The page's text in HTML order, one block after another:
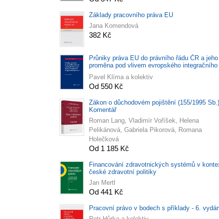
Základy pracovního práva EU
Jana Komendová
382 Kč
Průniky práva EU do právního řádu ČR a jeho
proměna pod vlivem evropského integračního
procesu
Pavel Klíma a kolektiv
Od 550 Kč
Zákon o důchodovém pojištění (155/1995
Komentář
Roman Lang, Vladimír Voříšek, Helena
Pelikánová, Gabriela Pikorová, Romana
Holečková
Od 1 185 Kč
Financování zdravotnických systémů v
české zdravotní politiky
Jan Mertl
Od 441 Kč
Pracovní právo v bodech s příklady - 6.